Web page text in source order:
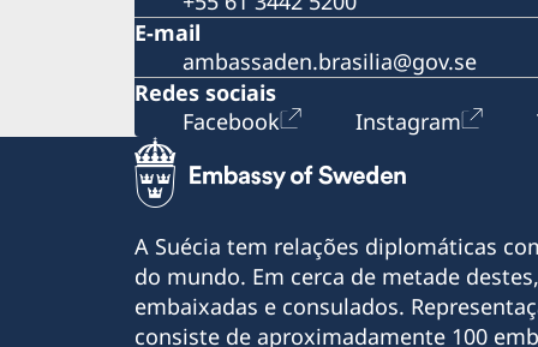
Belém, no Pará
Plogging Day Brazil 2019
Suécia na 65ª Feira do Livro de Porto Alegre
"Apenas Uma Pessoa Normal" no Cine
em Belém, no Pará
"Algo a Romper" no Cine Olympia, em Belém,
no Pará
Exposição Fotográfica Pais Presentes
Semana Nórdica de Marília
Orquestra e Coro Acadêmico de Malmö no
de Janeiro
Bikes versus Carros em Benevides/Pará
E-mail
ambassaden.brasilia@gov.se
Redes sociais
Facebook
Instagram
A Suécia tem relações diplomáticas
do mundo. Em cerca de metade
embaixadas e consulados.
consiste de aproximadamente 100